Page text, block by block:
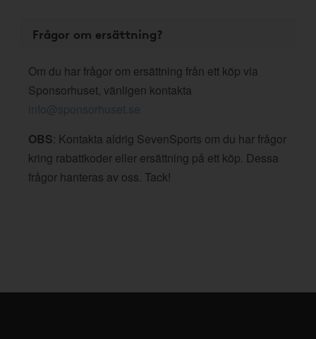
Frågor om ersättning?
Om du har frågor om ersättning från ett köp via
Sponsorhuset, vänligen kontakta
info@sponsorhuset.se
OBS: Kontakta aldrig SevenSports om du har frågor
kring rabattkoder eller ersättning på ett köp. Dessa
frågor hanteras av oss. Tack!